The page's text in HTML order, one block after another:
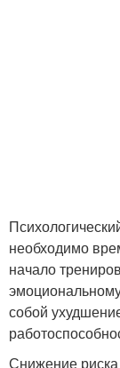
необходимо
начало
собой
Снижение